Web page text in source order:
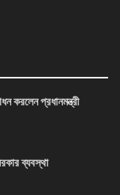
করলেন প্রধানমন্ত্রী
ব্যবস্থা